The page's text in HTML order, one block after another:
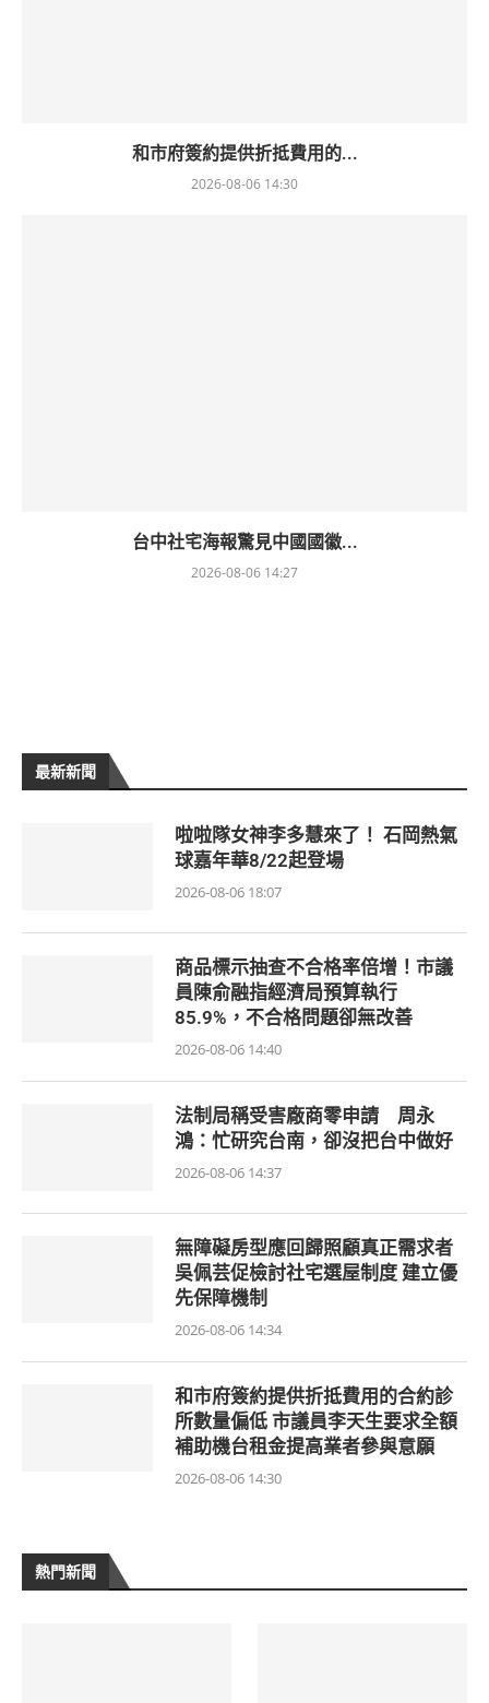
和市府簽約提供折抵費用的...
2026-08-06 14:30
台中社宅海報驚見中國國徽...
2026-08-06 14:27
最新新聞
啦啦隊女神李多慧來了！ 石岡熱氣
球嘉年華8/22起登場
2026-08-06 18:07
商品標示抽查不合格率倍增！市議
員陳俞融指經濟局預算執行
85.9%，不合格問題卻無改善
2026-08-06 14:40
法制局稱受害廠商零申請 周永
鴻：忙研究台南，卻沒把台中做好
2026-08-06 14:37
無障礙房型應回歸照顧真正需求者
吳佩芸促檢討社宅選屋制度 建立優
先保障機制
2026-08-06 14:34
和市府簽約提供折抵費用的合約診
所數量偏低 市議員李天生要求全額
補助機台租金提高業者參與意願
2026-08-06 14:30
熱門新聞